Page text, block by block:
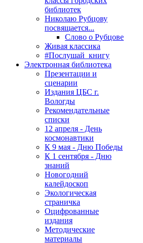
библиотек
Николаю Рубцову
посвящается...
Слово о Рубцове
Живая классика
#Послушай_книгу
Электронная библиотека
Презентации и
сценарии
Издания ЦБС г.
Вологды
Рекомендательные
списки
12 апреля - День
космонавтики
К 9 мая - Дню Победы
К 1 сентября - Дню
знаний
Новогодний
калейдоскоп
Экологическая
страничка
Оцифрованные
издания
Методические
материалы